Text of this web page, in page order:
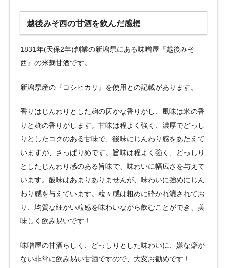
越後みそ西の甘酒を飲んだ感想
1831年(天保2年)創業の新潟県にある味噌屋『越後みそ
西』の米麹甘酒です。
新潟県産の『コシヒカリ』を使用との記載があります。
香りはじんわりとした麹の仄かな香りがし、風味は米の香
りと麹の香りがします。甘味は程よく強く、濃厚でどっし
りとしたコクのある甘味で、後味にじんわり感をあたえて
いますが、さっぱりめです。旨味は程よく強く、どっしり
としたじんわり感のある旨味で、味わいに幅広さを与えて
います。酸味はあまりありませんが、味わいに強めにじん
わり感を与えています。粒々感は粗めに砕かれ漉されてお
り、均質な細かい粒感を味わいながら飲むことができ、美
味しく飲み易いです！
味噌屋の甘酒らしく、どっしりとした味わいに、嫌な癖が
ない非常に飲み易い甘酒ですので、大変お勧めです！